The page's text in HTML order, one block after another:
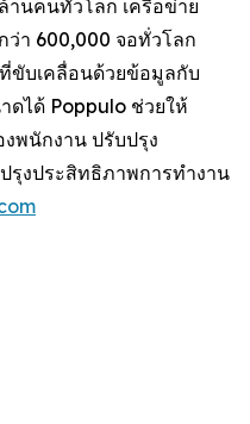
านคนทั่วโลก เครือข่าย
า 600,000 จอทั่วโลก
ขับเคลื่อนด้วยข้อมูลกับ
ดได้ Poppulo ช่วยให้
พนักงาน ปรับปรุง
งประสิทธิภาพการทำงาน